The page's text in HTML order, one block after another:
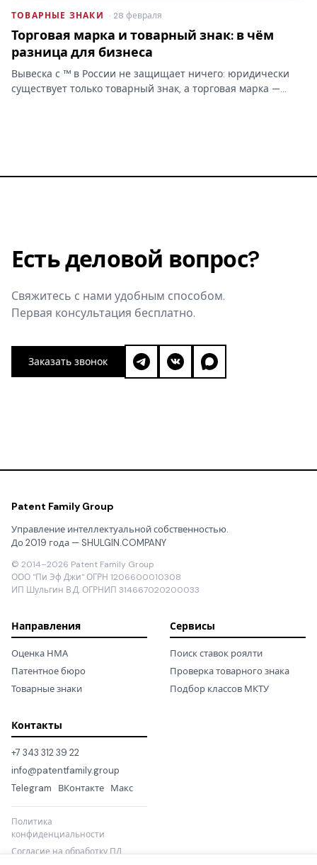
ТОВАРНЫЕ ЗНАКИ · 28 февраля
Торговая марка и товарный знак: в чём
разница для бизнеса
Вывеска с ™ в России не защищает ничего: юридически
существует только товарный знак, а торговая марка —
Есть деловой вопрос?
Свяжитесь с нами удобным способом.
Первая консультация бесплатно.
Заказать звонок
Patent Family Group
Управление интеллектуальной собственностью.
До 2019 года — SHULGIN.COMPANY
© 2014–2026 Patent Family Group
ООО "Пи Эф Джи" ОГРН 1206600010308
ИП Шульгин В.Д. ОГРНИП 314667020200033
Направления
Оценка НМА
Патентное бюро
Товарные знаки
Сервисы
Поиск ставок роялти
Проверка товарного знака
Подбор классов МКТУ
Контакты
+7 343 312 39 22
info@patentfamily.group
Telegram · ВКонтакте · Макс
Политика
конфиденциальности
Согласие на обработку ПД